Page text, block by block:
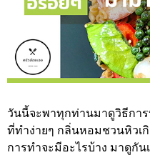
วันนี้จะพาทุกท่านมาดูวิธีการ
ที่ทำง่ายๆ กลิ่นหอมชวนหิวเ
การทำจะมีอะไรบ้าง มาดูกัน